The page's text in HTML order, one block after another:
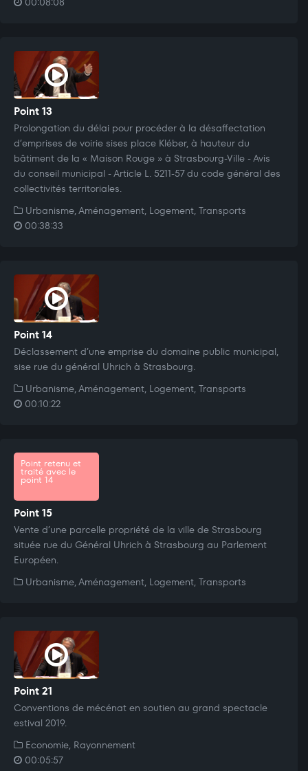
Point 13
Prolongation du délai pour procéder à la désaffectation
d’emprises de voirie sises place Kléber, à hauteur du
bâtiment de la « Maison Rouge » à Strasbourg-Ville - Avis
du conseil municipal - Article L. 5211-57 du code général des
collectivités territoriales.
Urbanisme, Aménagement, Logement, Transports
00:38:33
Point 14
Déclassement d’une emprise du domaine public municipal,
sise rue du général Uhrich à Strasbourg.
Urbanisme, Aménagement, Logement, Transports
00:10:22
Point retenu et
traité avec le
point 14
Point 15
Vente d’une parcelle propriété de la ville de Strasbourg
située rue du Général Uhrich à Strasbourg au Parlement
Européen.
Urbanisme, Aménagement, Logement, Transports
Point 21
Conventions de mécénat en soutien au grand spectacle
estival 2019.
Economie, Rayonnement
00:05:57